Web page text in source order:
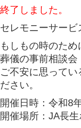
終了しました。
セレモニーサービ
もしもの時のため
葬儀の事前相談会
ご不安に思って
ださい。
開催日時：令和8
開催場所：JA長